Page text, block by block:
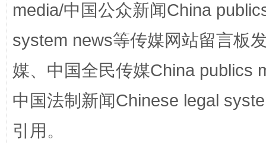
media/中国公众新闻China
system news等传媒网站留言板
媒、中国全民传媒China publics
中国法制新闻Chinese legal
引用。